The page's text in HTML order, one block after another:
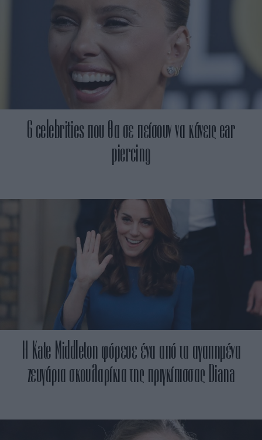
6 celebrities που θα σε πείσουν να κάνεις ear
piercing
Η Kate Middleton φόρεσε ένα από τα αγαπημένα
ζευγάρια σκουλαρίκια της πριγκίπισσας Diana